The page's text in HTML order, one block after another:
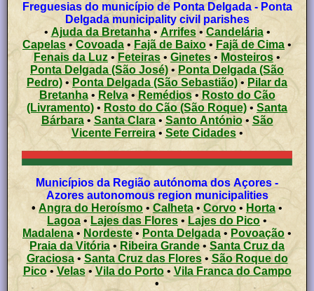
Freguesias do município de Ponta Delgada - Ponta
Delgada municipality civil parishes
•
Ajuda da Bretanha• Arrifes• Candelária•
Capelas • Covoada • Fajã de Baixo • Fajã de Cima •
Fenais da Luz • Feteiras • Ginetes • Mosteiros •
Ponta Delgada (São José) •Ponta Delgada (São
Pedro)• Ponta Delgada (São Sebastião) • Pilar da
Bretanha• Relva• Remédios• Rosto do Cão
(Livramento) • Rosto do Cão (São Roque) • Santa
Bárbara• Santa Clara• Santo António• São
Vicente Ferreira• Sete Cidades•
Municípios da Região autónoma dos Açores -
Azores autonomous region municipalities
• Angra do Heroísmo • Calheta • Corvo • Horta•
Lagoa •Lajes das Flores • Lajes do Pico •
Madalena • Nordeste• Ponta Delgada • Povoação •
Praia da Vitória • Ribeira Grande • Santa Cruz da
Graciosa• Santa Cruz das Flores• São Roque do
Pico• Velas• Vila do Porto• Vila Franca do Campo
•